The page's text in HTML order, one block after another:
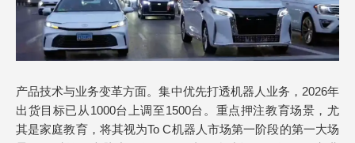
产品技术与业务变革方面。集中优先打透机器人业务，2026年
出货目标已从1000台上调至1500台。重点押注教育场景，尤
其是家庭教育，将其视为To C机器人市场第一阶段的第一大场